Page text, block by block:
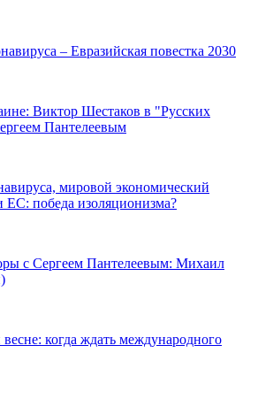
– Евразийская повестка 2030
Виктор Шестаков в "Русских
Пантелеевым
мировой экономический
победа изоляционизма?
с Сергеем Пантелеевым: Михаил
когда ждать международного